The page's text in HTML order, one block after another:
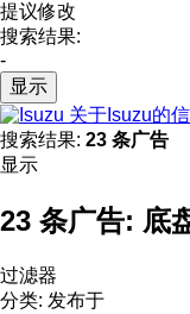
提议修改
搜索结果:
-
显示
关于Isuzu的
搜索结果: 23 条广告
显示
23 条广告: 底
过滤器
分类: 发布于